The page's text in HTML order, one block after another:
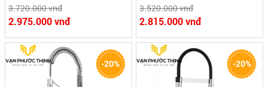
3.720.000 vnđ
2.975.000 vnđ
3.520.000 vnđ
2.815.000 vnđ
-20% -20%